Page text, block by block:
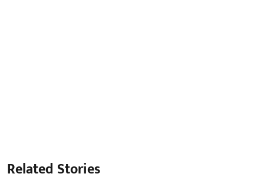
Related Stories